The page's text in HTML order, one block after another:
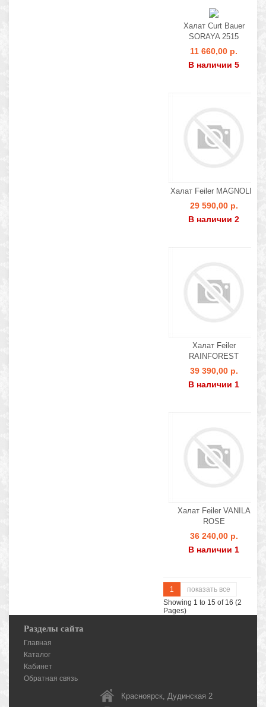
Халат Curt Bauer
SORAYA 2515
11 660,00 р.
В наличии 5
Халат Feiler MAGNOLIA
29 590,00 р.
В наличии 2
Халат Feiler
RAINFOREST
39 390,00 р.
В наличии 1
Халат Feiler VANILA
ROSE
36 240,00 р.
В наличии 1
1
показать все
Showing 1 to 15 of 16 (2
Pages)
Разделы сайта
Главная
Каталог
Кабинет
Обратная связь
Красноярск, Дудинская 2